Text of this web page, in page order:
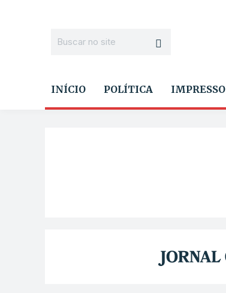
INÍCIO POLÍTICA IMPRESSO